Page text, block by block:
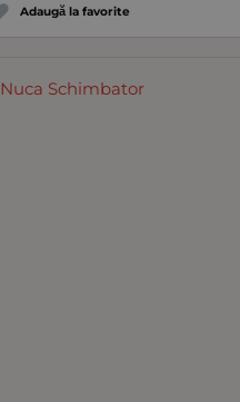
Adaugă la favorite
Nuca Schimbator